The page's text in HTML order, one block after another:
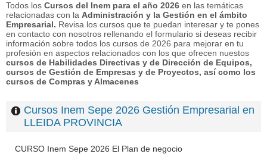
Todos los Cursos del Inem para el año 2026 en las temáticas
relacionadas con la Administración y la Gestión en el ámbito
Empresarial. Revisa los cursos que te puedan interesar y te pones
en contacto con nosotros rellenando el formulario si deseas recibir
información sobre todos los cursos de 2026 para mejorar en tu
profesión en aspectos relacionados con los que ofrecen nuestos
cursos de Habilidades Directivas y de Dirección de Equipos,
cursos de Gestión de Empresas y de Proyectos, así como los
cursos de Compras y Almacenes
Cursos Inem Sepe 2026 Gestión Empresarial en
LLEIDA PROVINCIA
CURSO Inem Sepe 2026 El Plan de negocio